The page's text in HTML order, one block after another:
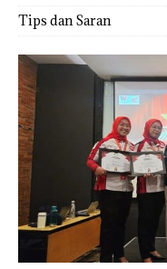
Tips dan Saran